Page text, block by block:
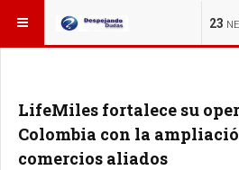
23
ESTÁ AQUÍ:
LifeMiles fortalece su
Colombia con la
comercios aliados